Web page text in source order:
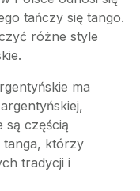
tańczy się tango.
różne style
ma
są częścią
tanga, którzy
tradycji i